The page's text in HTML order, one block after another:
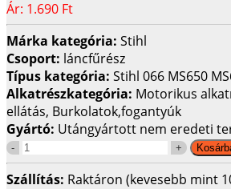
Ár: 1.690 Ft
Márka kategória: Stihl
Csoport: láncfűrész
Típus kategória: Stihl 066 MS650
Alkatrészkategória: Motorikus
ellátás, Burkolatok,fogantyúk
Gyártó: Utángyártott nem eredeti
Szállítás: Raktáron (kevesebb mint